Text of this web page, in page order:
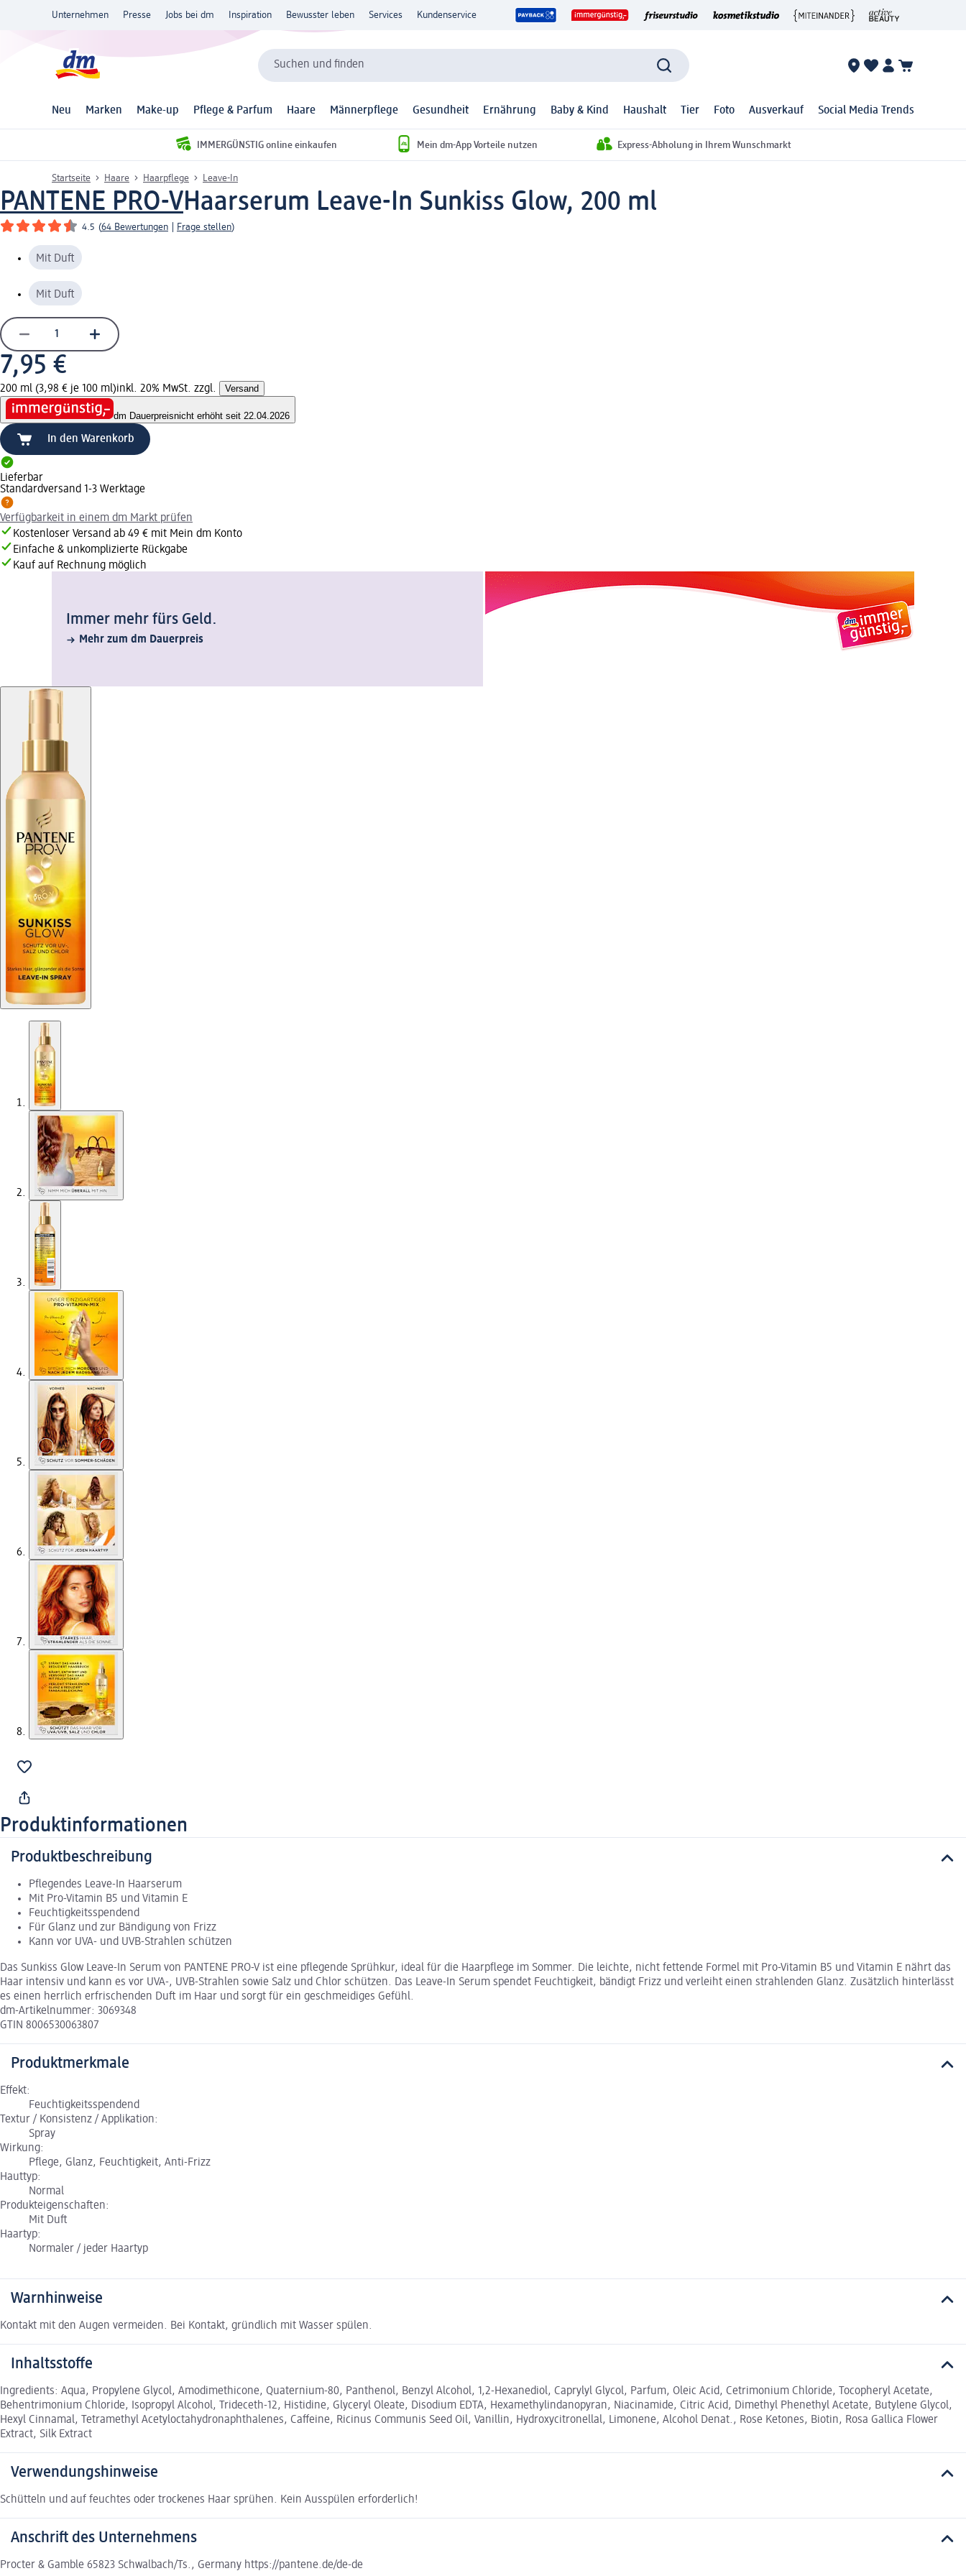
Unternehmen Presse Jobs bei dm Inspiration Bewusster leben Services Kundenservice
Suchen und finden
Neu Marken Make-up Pflege & Parfum Haare Männerpflege Gesundheit Ernährung Baby & Kind Haushalt Tier Foto Ausverkauf Social Media Trends
IMMERGÜNSTIG online einkaufen Mein dm-App Vorteile nutzen Express-Abholung in Ihrem Wunschmarkt
Startseite Haare Haarpflege Leave-In
PANTENE PRO-VHaarserum Leave-In Sunkiss Glow, 200 ml
4.5 (64 Bewertungen Frage stellen)
Mit Duft
Mit Duft
7,95 €
200 ml (3,98 € je 100 ml)inkl. 20% MwSt. zzgl. Versand
dm Dauerpreisnicht erhöht seit 22.04.2026
In den Warenkorb
Lieferbar
Standardversand 1-3 Werktage
Verfügbarkeit in einem dm Markt prüfen
Kostenloser Versand ab 49 € mit Mein dm Konto
Einfache & unkomplizierte Rückgabe
Kauf auf Rechnung möglich
Immer mehr fürs Geld.
Mehr zum dm Dauerpreis
Produktinformationen
Produktbeschreibung
Pflegendes Leave-In Haarserum
Mit Pro-Vitamin B5 und Vitamin E
Feuchtigkeitsspendend
Für Glanz und zur Bändigung von Frizz
Kann vor UVA- und UVB-Strahlen schützen
Das Sunkiss Glow Leave-In Serum von PANTENE PRO-V ist eine pflegende Sprühkur, ideal für die Haarpflege im Sommer. Die leichte, nicht fettende Formel mit Pro-Vitamin B5 und Vitamin E nährt das
Haar intensiv und kann es vor UVA-, UVB-Strahlen sowie Salz und Chlor schützen. Das Leave-In Serum spendet Feuchtigkeit, bändigt Frizz und verleiht einen strahlenden Glanz. Zusätzlich hinterlässt
es einen herrlich erfrischenden Duft im Haar und sorgt für ein geschmeidiges Gefühl.
dm-Artikelnummer: 3069348
GTIN 8006530063807
Produktmerkmale
Effekt:
Feuchtigkeitsspendend
Textur / Konsistenz / Applikation:
Spray
Wirkung:
Pflege, Glanz, Feuchtigkeit, Anti-Frizz
Hauttyp:
Normal
Produkteigenschaften:
Mit Duft
Haartyp:
Normaler / jeder Haartyp
Warnhinweise
Kontakt mit den Augen vermeiden. Bei Kontakt, gründlich mit Wasser spülen.
Inhaltsstoffe
Ingredients: Aqua, Propylene Glycol, Amodimethicone, Quaternium-80, Panthenol, Benzyl Alcohol, 1,2-Hexanediol, Caprylyl Glycol, Parfum, Oleic Acid, Cetrimonium Chloride, Tocopheryl Acetate,
Behentrimonium Chloride, Isopropyl Alcohol, Trideceth-12, Histidine, Glyceryl Oleate, Disodium EDTA, Hexamethylindanopyran, Niacinamide, Citric Acid, Dimethyl Phenethyl Acetate, Butylene Glycol,
Hexyl Cinnamal, Tetramethyl Acetyloctahydronaphthalenes, Caffeine, Ricinus Communis Seed Oil, Vanillin, Hydroxycitronellal, Limonene, Alcohol Denat., Rose Ketones, Biotin, Rosa Gallica Flower
Extract, Silk Extract
Verwendungshinweise
Schütteln und auf feuchtes oder trockenes Haar sprühen. Kein Ausspülen erforderlich!
Anschrift des Unternehmens
Procter & Gamble 65823 Schwalbach/Ts., Germany https://pantene.de/de-de